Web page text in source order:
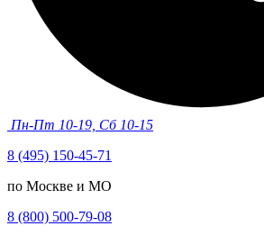
Пн-Пт 10-19, Сб 10-15
8 (495) 150-45-71
по Москве и МО
8 (800) 500-79-08